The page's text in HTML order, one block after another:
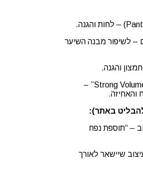
– לשיפור מבנה השיער
נוסחת “Strong Volume Foam” –
והאחיזה.
להבליט באתר):
– “תוספת נפח
שיישאר לאורך